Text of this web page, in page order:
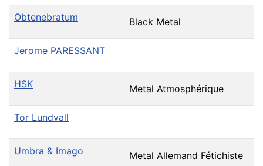
Obtenebratum Black Metal
Jerome PARESSANT
HSK Metal Atmosphérique
Tor Lundvall
Umbra & Imago Metal Allemand Fétichiste